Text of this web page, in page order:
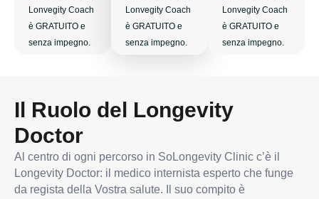
Lonvegity Coach
è GRATUITO e
senza impegno.
Lonvegity Coach
è GRATUITO e
senza impegno.
Lonvegity Coach
è GRATUITO e
senza impegno.
Il Ruolo del Longevity
Doctor
Al centro di ogni percorso in SoLongevity Clinic c’è il
Longevity Doctor: il medico internista esperto che funge
da regista della Vostra salute. Il suo compito è